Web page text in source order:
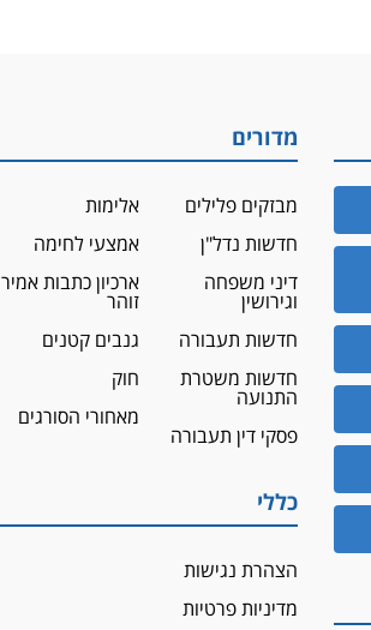
מדורים
מבזקים פלילים
חדשות נדל"ן
דיני משפחה
וגירושין
חדשות תעבורה
חדשות משטרת
התנועה
פסקי דין תעבורה
אלימות
אמצעי לחימה
ארכיון כתבות אמיר
זוהר
גנבים קטנים
חוק
מאחורי הסורגים
כללי
הצהרת נגישות
מדיניות פרטיות